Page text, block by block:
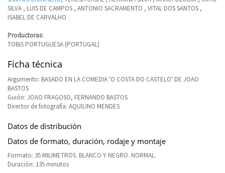
SILVA , LUIS DE CAMPOS , ANTONIO SACRAMENTO , VITAL DOS SANTOS ,
ISABEL DE CARVALHO
Productoras:
TOBIS PORTUGUESA (PORTUGAL)
Ficha técnica
Argumento: BASADO EN LA COMEDIA 'O COSTA DO CASTELO' DE JOAO
BASTOS
Guión: JOAO FRAGOSO, FERNANDO BASTOS
Director de fotografía: AQUILINO MENDES
Datos de distribución
Datos de formato, duración, rodaje y montaje
Formato: 35 MILIMETROS. BLANCO Y NEGRO. NORMAL.
Duración: 135 minutos